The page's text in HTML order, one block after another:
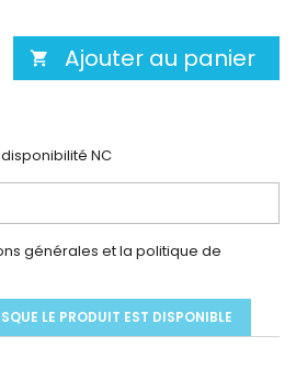
 Ajouter au panier
NC
générales et la politique de
LE PRODUIT EST DISPONIBLE